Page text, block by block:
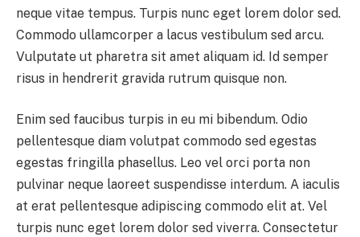
neque vitae tempus. Turpis nunc eget lorem dolor sed.
Commodo ullamcorper a lacus vestibulum sed arcu.
Vulputate ut pharetra sit amet aliquam id. Id semper
risus in hendrerit gravida rutrum quisque non.
Enim sed faucibus turpis in eu mi bibendum. Odio
pellentesque diam volutpat commodo sed egestas
egestas fringilla phasellus. Leo vel orci porta non
pulvinar neque laoreet suspendisse interdum. A iaculis
at erat pellentesque adipiscing commodo elit at. Vel
turpis nunc eget lorem dolor sed viverra. Consectetur